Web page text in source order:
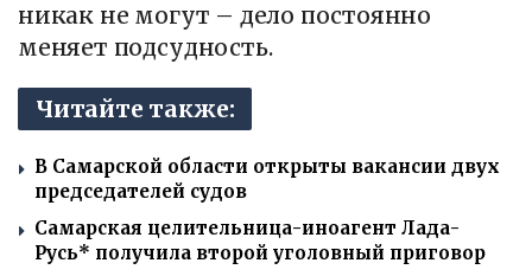
никак не могут – дело постоянно
меняет подсудность.
Читайте также:
В Самарской области открыты вакансии двух
председателей судов
Самарская целительница-иноагент Лада-
Русь* получила второй уголовный приговор